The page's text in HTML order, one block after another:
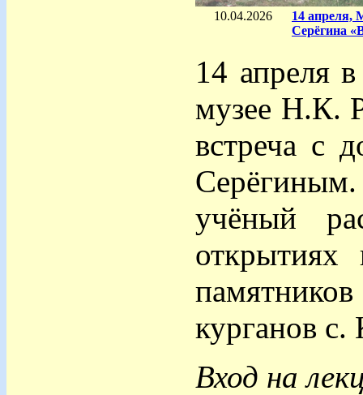
10.04.2026
14 апреля,
Серёгина
14 апреля
музее Н.К.
встреча с
учёный
открытиях
курганов с.
Вход на